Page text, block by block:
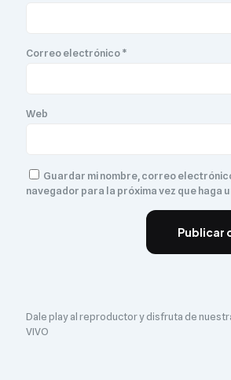
Correo electrónico*
Web
Guardar mi nombre, correo
navegador para la próxima vez que haga
Dale play al reproductor y disfruta de
VIVO